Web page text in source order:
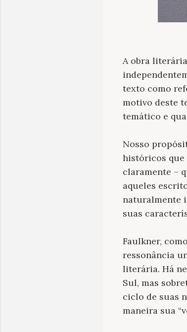
A obra
texto como
motivo deste
temático e
Nosso
históricos que
claramente –
aqueles
naturalmente
suas
Faulkner,
ressonância
literária. Há
Sul, mas
ciclo de suas
maneira sua